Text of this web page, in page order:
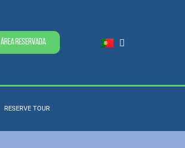
Área Reservada
RESERVE TOUR